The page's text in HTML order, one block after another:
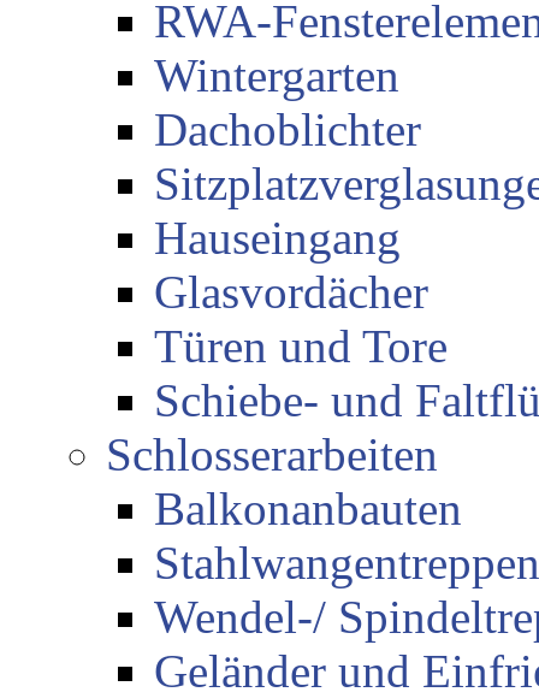
RWA-
Wintergarten
Dachoblichter
Hauseingang
Glasvordächer
Türen und Tore
Schiebe- und
Schlosserarbeiten
Balkonanbauten
Stahlwangentreppen
Wendel-/
Geländer und